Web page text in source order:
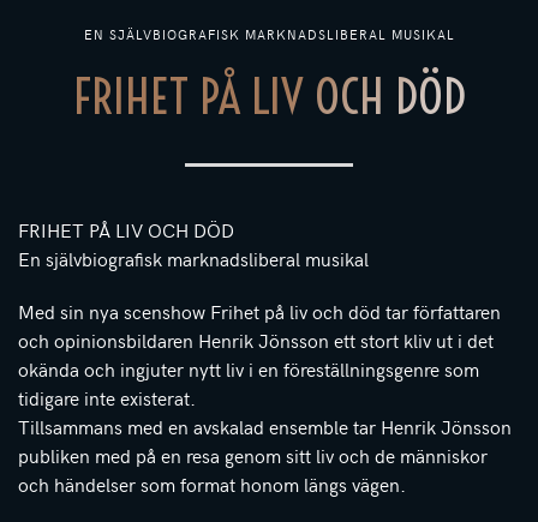
EN SJÄLVBIOGRAFISK MARKNADSLIBERAL MUSIKAL
FRIHET PÅ LIV OCH DÖD
FRIHET PÅ LIV OCH DÖD
En självbiografisk marknadsliberal musikal
Med sin nya scenshow Frihet på liv och död tar författaren
och opinionsbildaren Henrik Jönsson ett stort kliv ut i det
okända och ingjuter nytt liv i en föreställningsgenre som
tidigare inte existerat.
Tillsammans med en avskalad ensemble tar Henrik Jönsson
publiken med på en resa genom sitt liv och de människor
och händelser som format honom längs vägen.